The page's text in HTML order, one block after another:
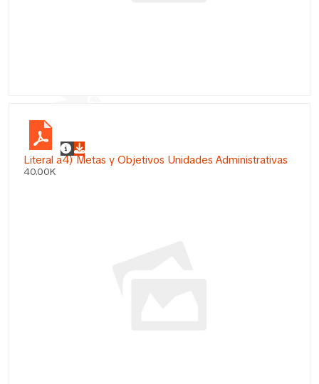
Literal a4) Metas y Objetivos Unidades Administrativas
40.00K